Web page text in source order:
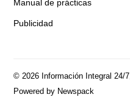
Manual de prácticas
Publicidad
© 2026 Información Integral 24/
Powered by Newspack